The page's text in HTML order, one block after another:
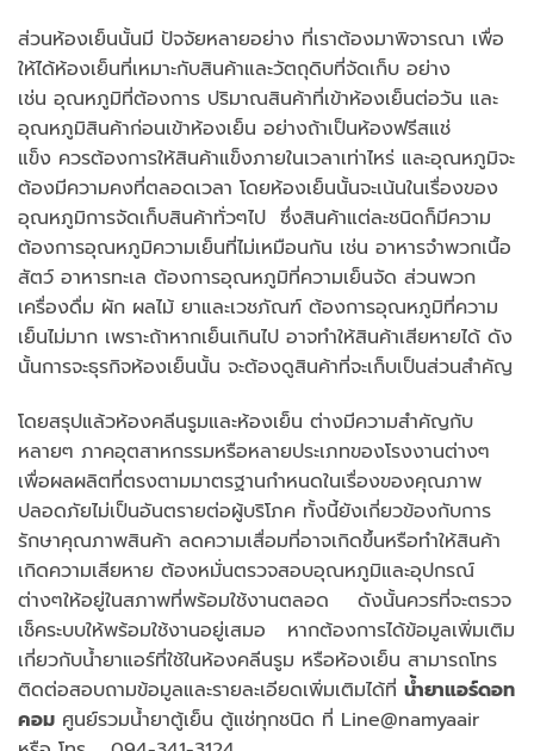
ส่วนห้องเย็นนั้นมี ปัจจัยหลายอย่าง ที่เราต้องมาพิจารณา เพื่อ
ให้ได้ห้องเย็นที่เหมาะกับสินค้าและวัตถุดิบที่จัดเก็บ อย่าง
เช่น อุณหภูมิที่ต้องการ ปริมาณสินค้าที่เข้าห้องเย็นต่อวัน และ
อุณหภูมิสินค้าก่อนเข้าห้องเย็น อย่างถ้าเป็นห้องฟรีสแช่
แข็ง ควรต้องการให้สินค้าแข็งภายในเวลาเท่าไหร่ และอุณหภูมิจะ
ต้องมีความคงที่ตลอดเวลา โดยห้องเย็นนั้นจะเน้นในเรื่องของ
อุณหภูมิการจัดเก็บสินค้าทั่วๆไป ซึ่งสินค้าแต่ละชนิดก็มีความ
ต้องการอุณหภูมิความเย็นที่ไม่เหมือนกัน เช่น อาหารจำพวกเนื้อ
สัตว์ อาหารทะเล ต้องการอุณหภูมิที่ความเย็นจัด ส่วนพวก
เครื่องดื่ม ผัก ผลไม้ ยาและเวชภัณฑ์ ต้องการอุณหภูมิที่ความ
เย็นไม่มาก เพราะถ้าหากเย็นเกินไป อาจทำให้สินค้าเสียหายได้ ดัง
นั้นการจะธุรกิจห้องเย็นนั้น จะต้องดูสินค้าที่จะเก็บเป็นส่วนสำคัญ
โดยสรุปแล้วห้องคลีนรูมและห้องเย็น ต่างมีความสำคัญกับ
หลายๆ ภาคอุตสาหกรรมหรือหลายประเภทของโรงงานต่างๆ
เพื่อผลผลิตที่ตรงตามมาตรฐานกำหนดในเรื่องของคุณภาพ
ปลอดภัยไม่เป็นอันตรายต่อผู้บริโภค ทั้งนี้ยังเกี่ยวข้องกับการ
รักษาคุณภาพสินค้า ลดความเสื่อมที่อาจเกิดขึ้นหรือทำให้สินค้า
เกิดความเสียหาย ต้องหมั่นตรวจสอบอุณหภูมิและอุปกรณ์
ต่างๆให้อยู่ในสภาพที่พร้อมใช้งานตลอด ดังนั้นควรที่จะตรวจ
เช็คระบบให้พร้อมใช้งานอยู่เสมอ หากต้องการได้ข้อมูลเพิ่มเติม
เกี่ยวกับน้ำยาแอร์ที่ใช้ในห้องคลีนรูม หรือห้องเย็น สามารถโทร
ติดต่อสอบถามข้อมูลและรายละเอียดเพิ่มเติมได้ที่ น้ำยาแอร์ดอท
คอม ศูนย์รวมน้ำยาตู้เย็น ตู้แช่ทุกชนิด ที่ Line@namyaair